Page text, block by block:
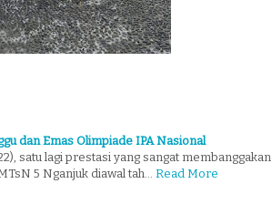
dan Emas Olimpiade IPA Nasional
satu lagi prestasi yang sangat membanggakan
5 Nganjuk diawal tah… Read More